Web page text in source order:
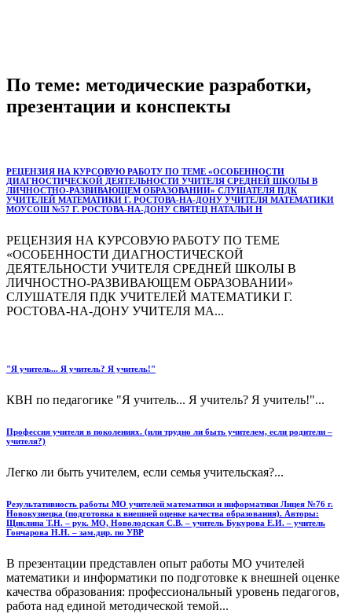
По теме: методические разработки,
презентации и конспекты
РЕЦЕНЗИЯ НА КУРСОВУЮ РАБОТУ ПО ТЕМЕ «ОСОБЕННОСТИ
ДИАГНОСТИЧЕСКОЙ ДЕЯТЕЛЬНОСТИ УЧИТЕЛЯ СРЕДНЕЙ ШКОЛЫ В
ЛИЧНОСТНО-РАЗВИВАЮЩЕМ ОБРАЗОВАНИИ» СЛУШАТЕЛЯ ПДК
УЧИТЕЛЕЙ МАТЕМАТИКИ Г. РОСТОВА-НА-ДОНУ УЧИТЕЛЯ МАТЕМАТИКИ
МОУСОШ №57 Г. РОСТОВА-НА-ДОНУ СВЯТЕЦ НАТАЛЬИ Н
РЕЦЕНЗИЯ НА КУРСОВУЮ РАБОТУ ПО ТЕМЕ
«ОСОБЕННОСТИ ДИАГНОСТИЧЕСКОЙ
ДЕЯТЕЛЬНОСТИ УЧИТЕЛЯ СРЕДНЕЙ ШКОЛЫ В
ЛИЧНОСТНО-РАЗВИВАЮЩЕМ ОБРАЗОВАНИИ»
СЛУШАТЕЛЯ ПДК УЧИТЕЛЕЙ МАТЕМАТИКИ Г.
РОСТОВА-НА-ДОНУ УЧИТЕЛЯ МА...
"Я учитель... Я учитель? Я учитель!"
КВН по педагогике "Я учитель... Я учитель? Я учитель!"...
Профессия учителя в поколениях. (или трудно ли быть учителем, если родители –
учителя?)
Легко ли быть учителем, если семья учительская?...
Результативность работы МО учителей математики и информатики Лицея №76 г.
Новокузнецка (подготовка к внешней оценке качества образования). Авторы:
Щиклина Т.Н. – рук. МО, Новолодская С.В. – учитель Букурова Е.И. – учитель
Гончарова Н.Н. – зам.дир. по УВР
В презентации представлен опыт работы МО учителей
математики и информатики по подготовке к внешней оценке
качества образования: профессиональный уровень педагогов,
работа над единой методической темой...